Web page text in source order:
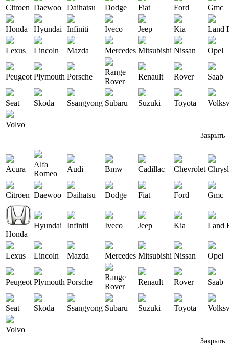
Citroen Daewoo Daihatsu Dodge Fiat Ford Gmc
Honda Hyundai Infiniti Iveco Jeep Kia Land
Lexus Lincoln Mazda Mercedes Mitsubishi Nissan Opel
Peugeot Plymouth Porsche
Range
Rover
Renault Rover Saab
Seat Skoda Ssangyong Subaru Suzuki Toyota
Volvo
Закрыть
Acura
Alfa
Romeo
Audi Bmw Cadillac Chevrolet
Citroen Daewoo Daihatsu Dodge Fiat Ford Gmc
Honda
Hyundai Infiniti Iveco Jeep Kia Land
Lexus Lincoln Mazda Mercedes Mitsubishi Nissan Opel
Peugeot Plymouth Porsche
Range
Rover
Renault Rover Saab
Seat Skoda Ssangyong Subaru Suzuki Toyota
Volvo
Закрыть